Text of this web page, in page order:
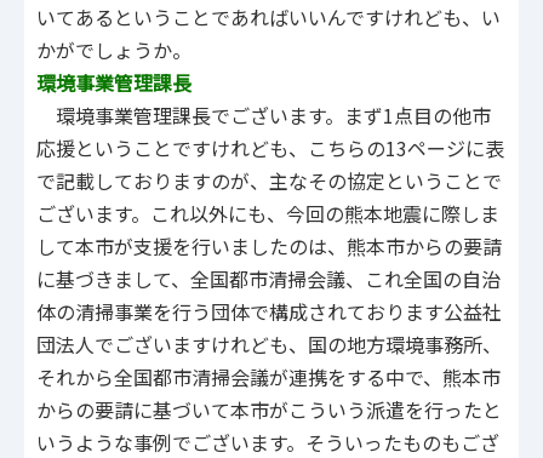
いてあるということであればいいんですけれども、い
かがでしょうか。
環境事業管理課長
環境事業管理課長でございます。まず1点目の他市
応援ということですけれども、こちらの13ページに表
で記載しておりますのが、主なその協定ということで
ございます。これ以外にも、今回の熊本地震に際しま
して本市が支援を行いましたのは、熊本市からの要請
に基づきまして、全国都市清掃会議、これ全国の自治
体の清掃事業を行う団体で構成されております公益社
団法人でございますけれども、国の地方環境事務所、
それから全国都市清掃会議が連携をする中で、熊本市
からの要請に基づいて本市がこういう派遣を行ったと
いうような事例でございます。そういったものもござ